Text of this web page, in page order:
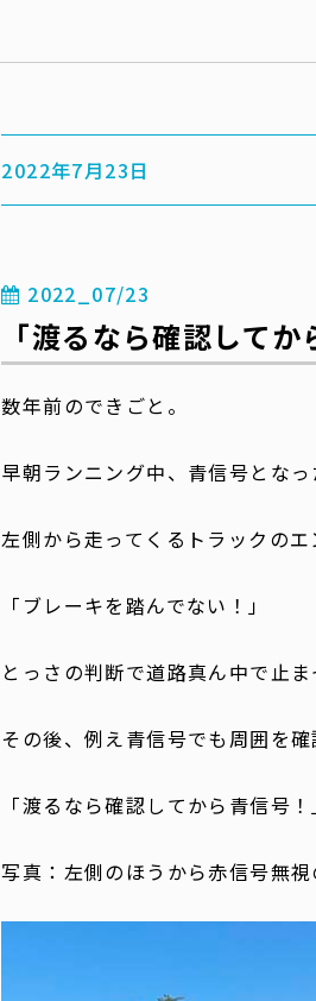
2022年7月23日
2022_07/23
「渡るなら確認してか
数年前のできごと。
早朝ランニング中、青信号とな
左側から走ってくるトラックのエ
「ブレーキを踏んでない！」
とっさの判断で道路真ん中で止
その後、例え青信号でも周囲を確
「渡るなら確認してから青信号！
写真：左側のほうから赤信号無